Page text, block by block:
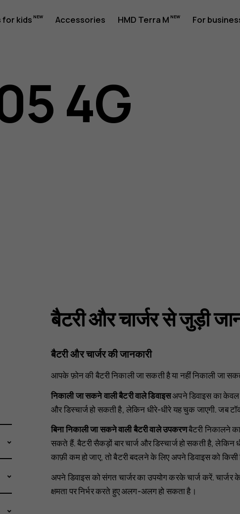
for kids Accessories HMD Terra M For
4G
बैटरी और चार्जर से जुड़ी
बैटरी और चार्जर की जानकारी
आपके फ़ोन की बैटरी निकाली जा सकती है या नहीं निकाली जा
निकाली जा सकने वाली बैटरी वाले डिवाइसअपने डिवाइस का केवल
और डिस्चार्ज हो सकती है, लेकिन धीरे-धीरे यह चुक जाएगी. जब
बिना निकाली जा सकने वाली बैटरी वाले उपकरणबैटरी निकालने
सकते हैं. बैटरी सैकड़ों बार चार्ज और डिस्चार्ज हो सकती है,
काफ़ी कम हो जाए, तो बैटरी बदलने के लिए अपने डिवाइस को
अपने डिवाइस को संगत चार्जर का उपयोग करके चार्ज करें.
क्षमता पर निर्भर करते हुए अलग-अलग हो सकता है।